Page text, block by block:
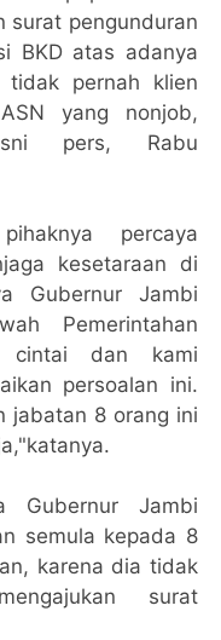
surat pengunduran
BKD atas adanya
tidak pernah klien
yang nonjob,
pers, Rabu
percaya
kesetaraan di
Gubernur Jambi
Pemerintahan
cintai dan kami
persoalan ini.
jabatan 8 orang ini
Gubernur Jambi
semula kepada 8
karena dia tidak
surat